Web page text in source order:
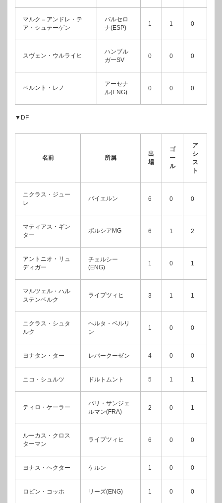
マルク＝アンドレ・テ
ア・シュテーゲン
バルセロ
ナ(ESP)
1 1 0
スヴェン・ウルライヒ
ハンブル
ガーSV
0 0 0
ベルント・レノ
アーセナ
ル(ENG)
0 0 0
▼DF
名前 所属
出
場
ゴ
ー
ル
ア
シ
ス
ト
ニクラス・ジュー
レ
バイエルン 6 0 0
マティアス・ギン
ター
ボルシアMG 6 1 2
アントニオ・リュ
ディガー
チェルシー
(ENG)
1 0 1
マルツェル・ハル
ステンベルク
ライプツィヒ 3 1 1
ニクラス・シュタ
ルク
ヘルタ・ベルリ
ン
1 0 0
ヨナタン・ター レバークーゼン 4 0 0
ニコ・シュルツ ドルトムント 5 1 1
ティロ・ケーラー
パリ・サンジェ
ルマン(FRA)
2 0 1
ルーカス・クロス
ターマン
ライプツィヒ 6 0 0
ヨナス・ヘクター ケルン 1 0 0
ロビン・コッホ リーズ(ENG) 1 0 0